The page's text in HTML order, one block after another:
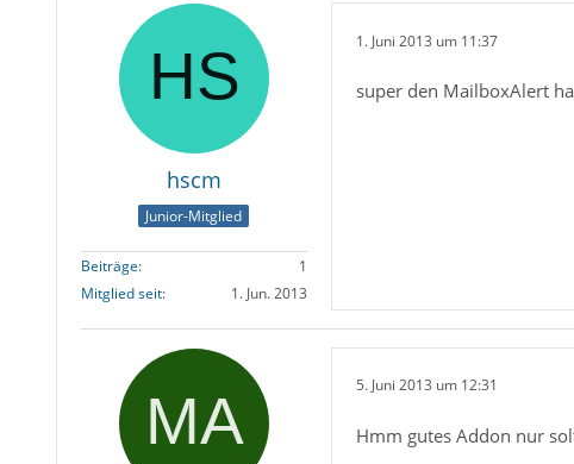
hscm
Junior-Mitglied
Beiträge
1
Mitglied seit
1. Jun. 2013
1. Juni 2013 um 11:37
super den MailboxAlert
5. Juni 2013 um 12:31
Hmm gutes Addon nur